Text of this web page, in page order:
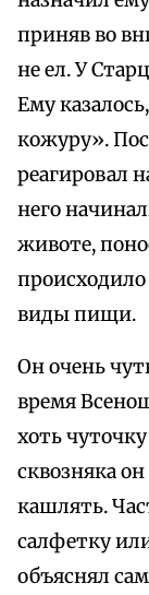
приняв во
не ел. У
Ему
кожуру».
реагировал
него
животе,
виды пищи.
Он очень
время
хоть
сквозняка
кашлять.
салфетку
объяснял